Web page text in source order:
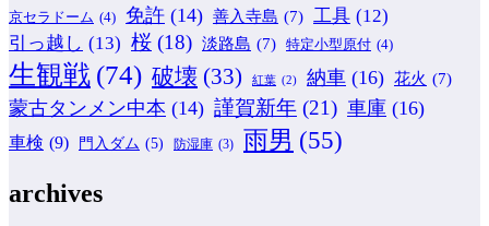
京セラドーム (4) 免許 (14) 善入寺島 (7) 工具 (12)
引っ越し (13) 桜 (18) 淡路島 (7) 特定小型原付 (4)
生観戦 (74) 破壊 (33) 紅葉 (2) 納車 (16) 花火 (7)
蒙古タンメン中本 (14) 謹賀新年 (21) 車庫 (16)
車検 (9) 門入ダム (5) 防湿庫 (3) 雨男 (55)
archives